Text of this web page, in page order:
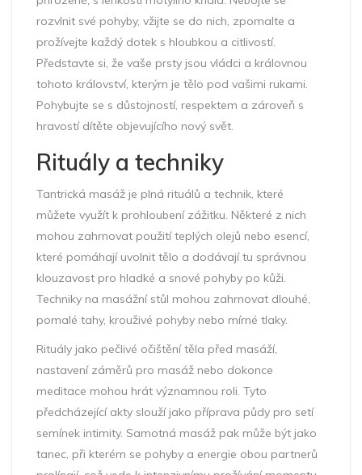
rozvlnit své pohyby, vžijte se do nich, zpomalte a
prožívejte každý dotek s hloubkou a citlivostí.
Představte si, že vaše prsty jsou vládci a královnou
tohoto království, kterým je tělo pod vašimi rukami.
Pohybujte se s důstojností, respektem a zároveň s
hravostí dítěte objevujícího nový svět.
Rituály a techniky
Tantrická masáž je plná rituálů a technik, které
můžete využít k prohloubení zážitku. Některé z nich
mohou zahrnovat použití teplých olejů nebo esencí,
které pomáhají uvolnit tělo a dodávají tu správnou
klouzavost pro hladké a snové pohyby po kůži.
Techniky na masážní stůl mohou zahrnovat dlouhé,
pomalé tahy, krouživé pohyby nebo mírné tlaky.
Rituály jako pečlivé očištění těla před masáží,
nastavení záměrů pro masáž nebo dokonce
meditace mohou hrát významnou roli. Tyto
předcházející akty slouží jako příprava půdy pro setí
semínek intimity. Samotná masáž pak může být jako
tanec, při kterém se pohyby a energie obou partnerů